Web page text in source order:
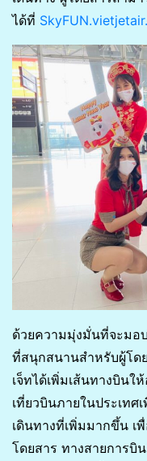
ได้ที่
ด้วยความมุ่งมั่นที่จะมอ
ที่สนุกสนานสำหรับผู้โด
เจ็ทได้เพิ่มเส้นทางบินใ
เที่ยวบินภายในประเท
เดินทางที่เพิ่มมากขึ้น เ
โดยสาร ทางสายการบิ